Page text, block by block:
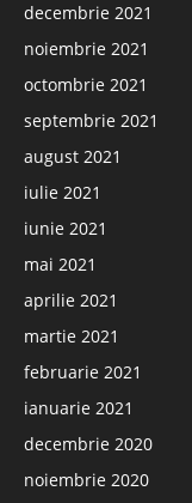
decembrie 2021
noiembrie 2021
octombrie 2021
septembrie 2021
august 2021
iulie 2021
iunie 2021
mai 2021
aprilie 2021
martie 2021
februarie 2021
ianuarie 2021
decembrie 2020
noiembrie 2020